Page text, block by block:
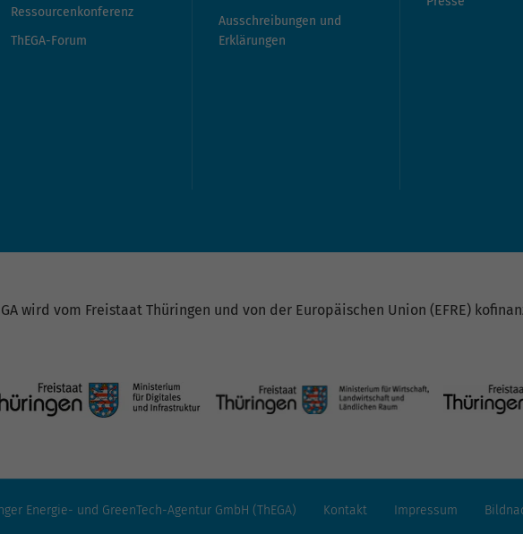
Ressourcenkonferenz
ThEGA-Forum
Ausschreibungen und
Erklärungen
wird vom Freistaat Thüringen und von der Europäischen Union (EFRE)
Energie- und GreenTech-Agentur GmbH (ThEGA) Kontakt Impressum